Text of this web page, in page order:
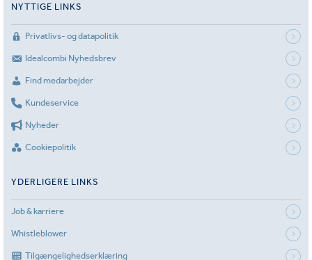
NYTTIGE LINKS
Privatlivs- og datapolitik
Idealcombi Nyhedsbrev
Find medarbejder
Kundeservice
Nyheder
Cookiepolitik
YDERLIGERE LINKS
Job & karriere
Whistleblower
Tilgængelighedserklæring